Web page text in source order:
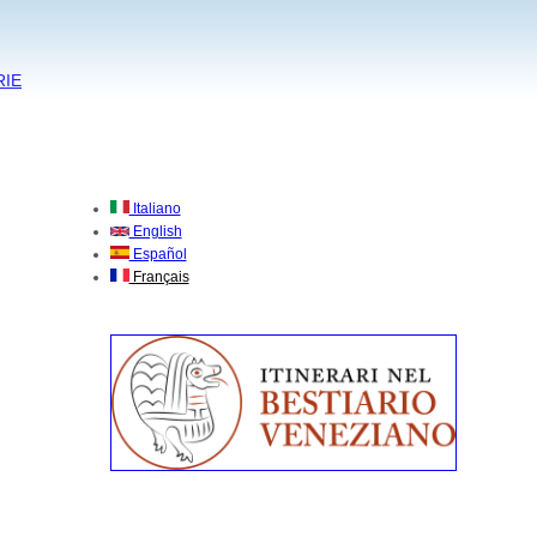
Italiano
English
Español
Français